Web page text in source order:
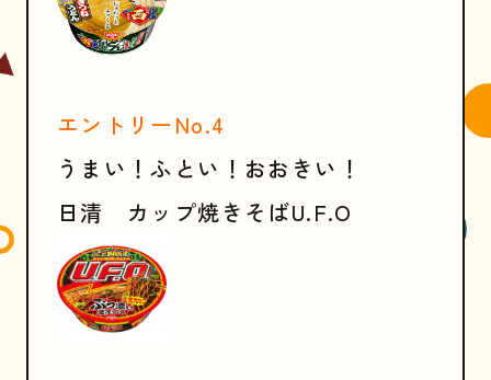
エントリーNo.4
うまい！ふとい！おおきい！
日清 カップ焼きそばU.F.O